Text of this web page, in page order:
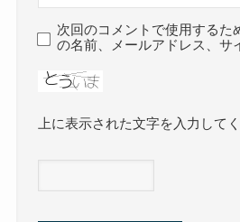
次回のコメントで使用するた
の名前、メールアドレス、サ
上に表示された文字を入力して